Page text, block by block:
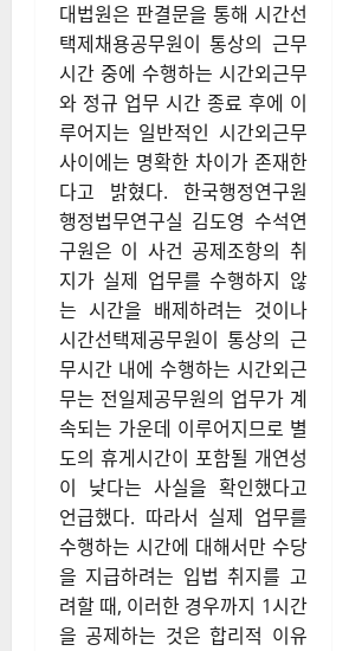
대법원은 판결문을 통해 시간선
택제채용공무원이 통상의 근무
시간 중에 수행하는 시간외근무
와 정규 업무 시간 종료 후에 이
루어지는 일반적인 시간외근무
사이에는 명확한 차이가 존재한
다고 밝혔다. 한국행정연구원
행정법무연구실 김도영 수석연
구원은 이 사건 공제조항의 취
지가 실제 업무를 수행하지 않
는 시간을 배제하려는 것이나
시간선택제공무원이 통상의 근
무시간 내에 수행하는 시간외근
무는 전일제공무원의 업무가 계
속되는 가운데 이루어지므로 별
도의 휴게시간이 포함될 개연성
이 낮다는 사실을 확인했다고
언급했다. 따라서 실제 업무를
수행하는 시간에 대해서만 수당
을 지급하려는 입법 취지를 고
려할 때, 이러한 경우까지 1시간
을 공제하는 것은 합리적 이유